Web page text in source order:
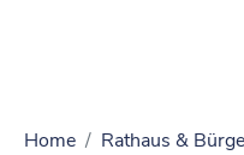
Home Rathaus &